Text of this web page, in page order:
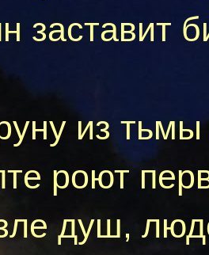
заставит
из
роют
душ,